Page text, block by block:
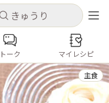
キャンセル
できます
新規登録
キャンセル
コンテンツ
トーク マイレシピ
主食